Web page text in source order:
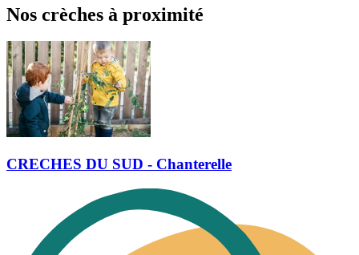
Nos crèches à proximité
CRECHES DU SUD - Chanterelle